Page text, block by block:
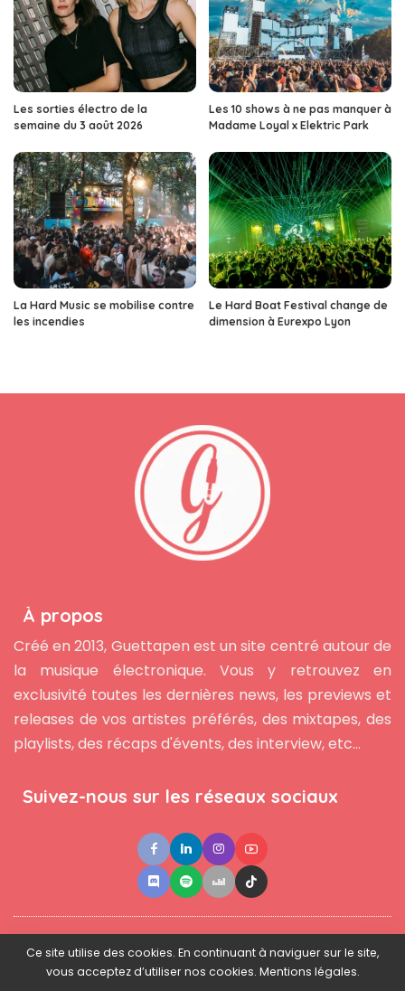
Les sorties électro de la
semaine du 3 août 2026
Les 10 shows à ne pas manquer à
Madame Loyal x Elektric Park
La Hard Music se mobilise contre
les incendies
Le Hard Boat Festival change de
dimension à Eurexpo Lyon
À propos
Créé en 2013, Guettapen est un site centré autour de
la musique électronique. Vous y retrouvez en
exclusivité toutes les dernières news, les previews et
releases de vos artistes préférés, des mixtapes, des
playlists, des récaps d'évents, des interview, etc...
Suivez-nous sur les réseaux sociaux
Contact ●Newsletter ● L'équipe ● Mentions légales
Ce site utilise des cookies. En continuant à naviguer sur le site,
vous acceptez d’utiliser nos cookies. Mentions légales.